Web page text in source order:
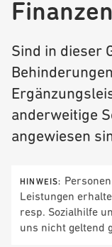
Sind in dieser
anderweitige
angewiesen
HINWEIS:
Leistungen
resp. Sozialhilfe
uns nicht geltend